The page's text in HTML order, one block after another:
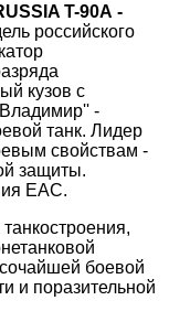
T-90А -
российского
кузов с
-
танк. Лидер
свойствам -
защиты.
EAC.
боевой
и поразительной